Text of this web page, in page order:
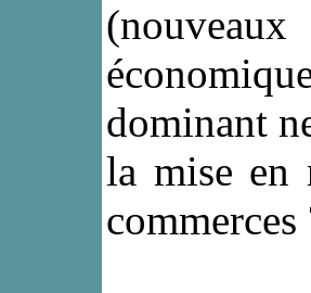
dominant
la mise en
commerces